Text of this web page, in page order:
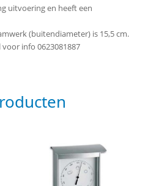
uitvoering en heeft een
(buitendiameter) is 15,5 cm.
info 0623081887